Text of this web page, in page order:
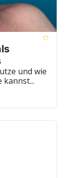
und wie
kannst...